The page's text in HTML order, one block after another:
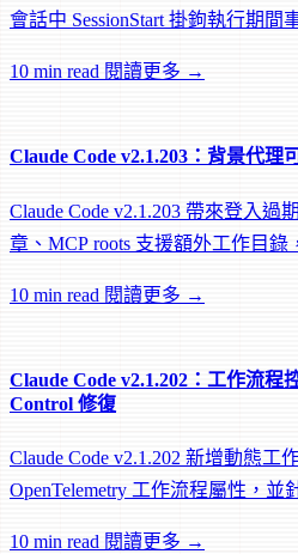
會話中 SessionStart 掛鉤執行期
10 min read 閱讀更多 →
Claude Code v2.1.203：背景代理
Claude Code v2.1.203 帶來登入過
章、MCP roots 支援額外工作目錄
10 min read 閱讀更多 →
Claude Code v2.1.202：工作流程
Control 修復
Claude Code v2.1.202 新增動態工
OpenTelemetry 工作流程屬性，並
10 min read 閱讀更多 →